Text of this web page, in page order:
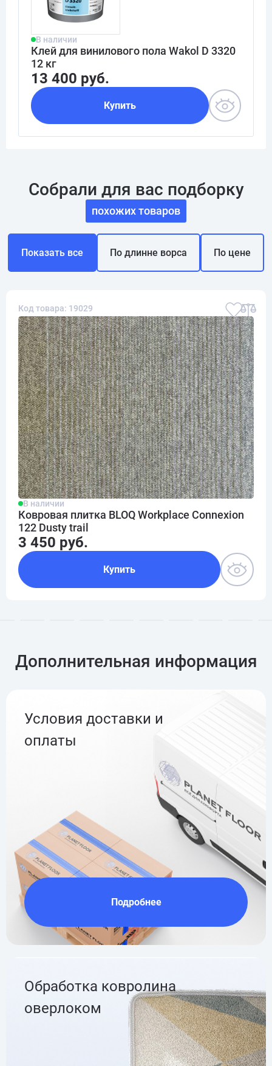
В наличии
Клей для винилового пола Wakol D 3320
12 кг
13 400 руб.
Купить
Собрали для вас подборку
похожих товаров
Показать все По длинне ворса По цене
Код товара: 19029
В наличии
Ковровая плитка BLOQ Workplace Connexion
122 Dusty trail
3 450 руб.
Купить
Дополнительная информация
Условия доставки и
оплаты
Подробнее
Обработка ковролина
оверлоком